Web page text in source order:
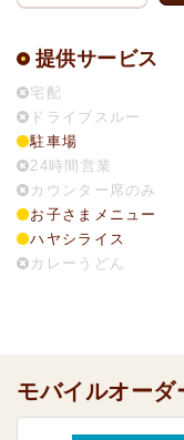
提供サービス
宅配
ドライブスルー
駐車場
24時間営業
カウンター席のみ
お子さまメニュー
ハヤシライス
カレーうどん
モバイルオー